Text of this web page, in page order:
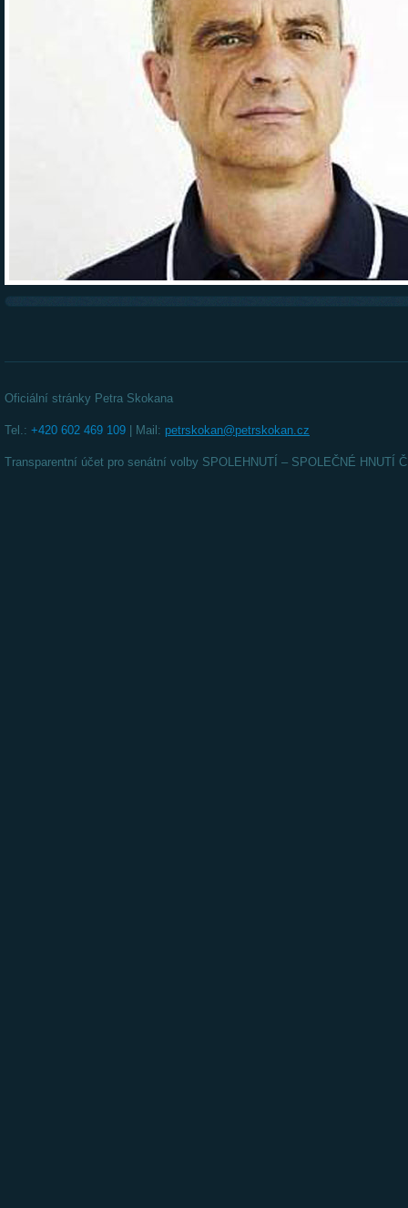
Oficiální stránky Petra Skokana
Tel.: +420 602 469 109 | Mail: petrskokan@petrskokan.cz
Transparentní účet pro senátní volby SPOLEHNUTÍ – SPOLEČNÉ HNUTÍ